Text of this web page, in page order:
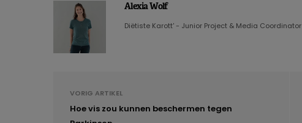
Alexia Wolf
Diëtiste Karott' - Junior Project & Media Coordinator
VORIG ARTIKEL
Hoe vis zou kunnen beschermen tegen